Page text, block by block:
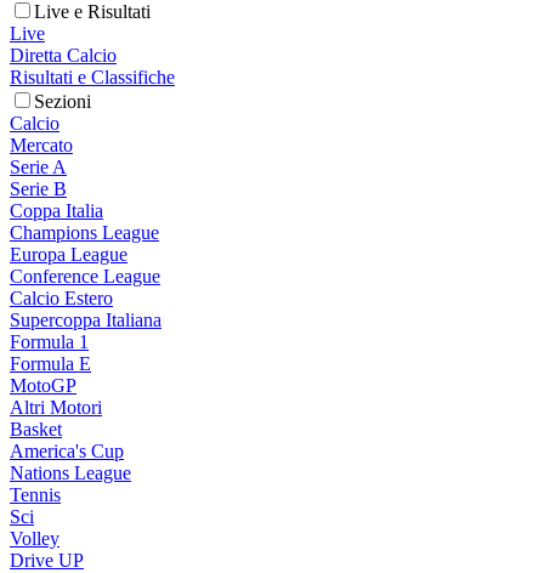
Live e Risultati
Live
Diretta Calcio
Risultati e Classifiche
Sezioni
Calcio
Mercato
Serie A
Serie B
Coppa Italia
Champions League
Europa League
Conference League
Calcio Estero
Supercoppa Italiana
Formula 1
Formula E
MotoGP
Altri Motori
Basket
America's Cup
Nations League
Tennis
Sci
Volley
Drive UP